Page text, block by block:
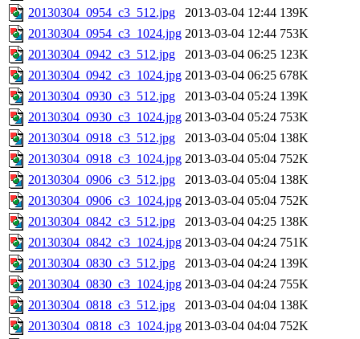
20130304_0954_c3_512.jpg
2013-03-04 12:44 139K
20130304_0954_c3_1024.jpg 2013-03-04 12:44 753K
20130304_0942_c3_512.jpg
2013-03-04 06:25 123K
20130304_0942_c3_1024.jpg 2013-03-04 06:25 678K
20130304_0930_c3_512.jpg
2013-03-04 05:24 139K
20130304_0930_c3_1024.jpg 2013-03-04 05:24 753K
20130304_0918_c3_512.jpg
2013-03-04 05:04 138K
20130304_0918_c3_1024.jpg 2013-03-04 05:04 752K
20130304_0906_c3_512.jpg
2013-03-04 05:04 138K
20130304_0906_c3_1024.jpg 2013-03-04 05:04 752K
20130304_0842_c3_512.jpg
2013-03-04 04:25 138K
20130304_0842_c3_1024.jpg 2013-03-04 04:24 751K
20130304_0830_c3_512.jpg
2013-03-04 04:24 139K
20130304_0830_c3_1024.jpg 2013-03-04 04:24 755K
20130304_0818_c3_512.jpg
2013-03-04 04:04 138K
20130304_0818_c3_1024.jpg 2013-03-04 04:04 752K